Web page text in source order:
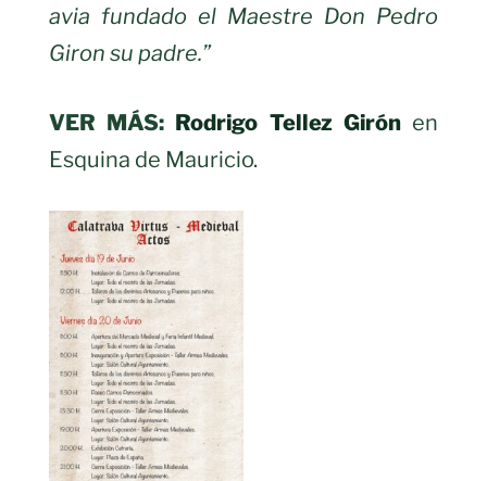
avia fundado el Maestre Don Pedro
Giron su padre.”
VER MÁS: Rodrigo Tellez Girónen
Esquina de Mauricio.